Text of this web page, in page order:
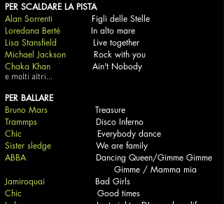
PER SCALDARE LA PISTA
Alan Sorrenti Figli delle Stelle
Loredana Berté In alto mare
Lisa Stansfield Live together
Michael Jackson Rock with you
Chaka Khan Ain't Nobody
e molti altri...
PER BALLARE
Bruno Mars Treasure
Trammps Disco Inferno
Chic Everybody dance
Sister sledge We are family
ABBA Dancing Queen/Gimme Gimme
Gimme / Mamma mia
Jamiroquai Bad Girls
Chic
Good times